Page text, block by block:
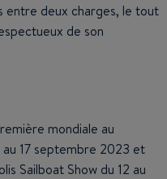
entre deux charges, le tout
de son
mondiale au
au 17 septembre 2023 et
Sailboat Show du 12 au